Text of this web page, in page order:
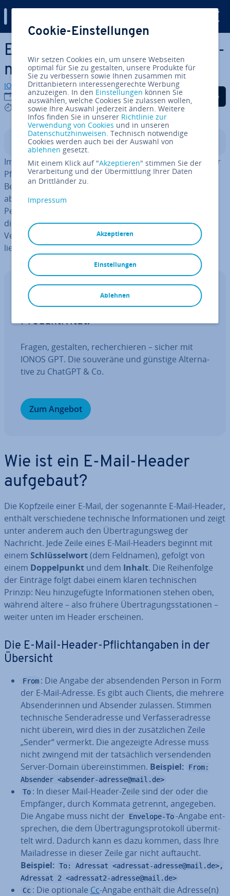
Zum Haupt­in­halt springen
E-Mail-Header – welche In­for­
ma­tio­nen enthält er?
IONOS Redaktion
30.04.2026
9 mins
Auf Facebook teilen
Auf Twitter teilen
Auf LinkedIn
In­halts­ver­zeich­nis
Im E-Mail-Header sehen Sie stan­dard­mä­ßig nur ein paar
Pflicht­in­for­ma­tio­nen wie die Ab­sen­der­adres­se, den
Betreff oder das Ver­sand­da­tum. Ei­gent­lich enthält er
aber noch weitere In­for­ma­tio­nen zur ab­sen­den­den
Person und zu den Über­tra­gungs­we­gen der Nachricht,
die bei­spiels­wei­se bei der Analyse von Spam, Phishing-
Versuchen oder Zu­stell­pro­ble­men wichtige Hinweise
liefern.
IONOS GPT
Ihr sou­ve­rä­ner KI Assistent für mehr
Pro­duk­ti­vi­tät.
Fragen, gestalten, re­cher­chie­ren – sicher mit
IONOS GPT. Die souveräne und günstige Al­ter­na­
ti­ve zu ChatGPT & Co.
Zum Angebot
Wie ist ein E-Mail-Header
aufgebaut?
Die Kopfzeile einer E-Mail, der so­ge­nann­te E-Mail-Header,
enthält ver­schie­de­ne tech­ni­sche In­for­ma­tio­nen und zeigt
unter anderem auch den Über­tra­gungs­weg der
Nachricht. Jede Zeile eines E-Mail-Headers beginnt mit
einem Schlüs­sel­wort(dem Feldnamen), gefolgt von
einem Dop­pel­punkt und dem Inhalt. Die Rei­hen­fol­ge
der Einträge folgt dabei einem klaren tech­ni­schen
Prinzip: Neu hin­zu­ge­füg­te In­for­ma­tio­nen stehen oben,
während ältere – also frühere Über­tra­gungs­sta­tio­nen –
weiter unten im Header er­schei­nen.
Die E-Mail-Header-Pflicht­an­ga­ben in der
Übersicht
From : Die Angabe der ab­sen­den­den Person in Form
der E-Mail-Adresse. Es gibt auch Clients, die mehrere
Ab­sen­de­rin­nen und Absender zulassen. Stimmen
tech­ni­sche Sen­der­adres­se und Ver­fas­ser­adres­se
nicht überein, wird dies in der zu­sätz­li­chen Zeile
„Sender“ vermerkt. Die an­ge­zeig­te Adresse muss
nicht zwingend mit der tat­säch­lich ver­sen­den­den
Server-Domain über­ein­stim­men. Beispiel:
From:
Absender <absender-adresse@mail.de>
To : In dieser Mail-Header-Zeile sind der oder die
Empfänger, durch Kommata getrennt, angegeben.
Die Angabe muss nicht der
Envelope-To -Angabe ent­
spre­chen, die dem Über­tra­gungs­pro­to­koll über­mit­
telt wird. Dadurch kann es dazu kommen, dass Ihre
Mail­adres­se in dieser Zeile gar nicht auftaucht.
Beispiel: To: Adressat <adressat-adresse@mail.de>,
Adressat 2 <adressat2-adresse@mail.de>
Cc : Die optionale Cc-Angabe enthält die Adresse(n)
Cookie-Einstellungen
Wir setzen Cookies ein, um unsere Webseiten
optimal für Sie zu gestalten, unsere Produkte für
Sie zu verbessern sowie Ihnen zusammen mit
Drittanbietern interessengerechte Werbung
anzuzeigen. In den Einstellungen können Sie
auswählen, welche Cookies Sie zulassen wollen,
sowie Ihre Auswahl jederzeit ändern. Weitere
Infos finden Sie in unserer Richtlinie zur
Verwendung von Cookies und in unseren
Datenschutzhinweisen. Technisch notwendige
Cookies werden auch bei der Auswahl von
ablehnen gesetzt.
Mit einem Klick auf "Akzeptieren" stimmen Sie der
Verarbeitung und der Übermittlung Ihrer Daten
an Drittländer zu.
Impressum
Akzeptieren
Ablehnen
Einstellungen